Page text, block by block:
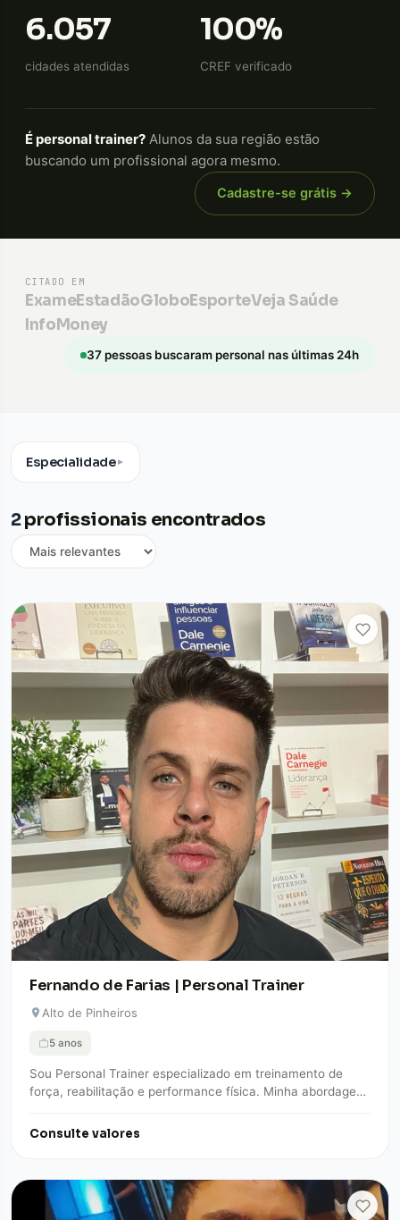
6.057
cidades atendidas
100%
CREF verificado
É personal trainer? Alunos da sua região estão
buscando um profissional agora mesmo.
Cadastre-se grátis →
CITADO EM
ExameEstadãoGloboEsporteVeja Saúde
InfoMoney
37 pessoas buscaram personal nas últimas 24h
Especialidade▼
2profissionais encontrados
Fernando de Farias | Personal Trainer
Alto de Pinheiros
5 anos
Sou Personal Trainer especializado em treinamento de
força, reabilitação e performance física. Minha abordagem
precisão e…
Consulte valores